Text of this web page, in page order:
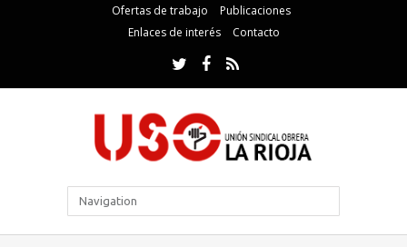
Ofertas de trabajo
Publicaciones
Enlaces de interés
Contacto